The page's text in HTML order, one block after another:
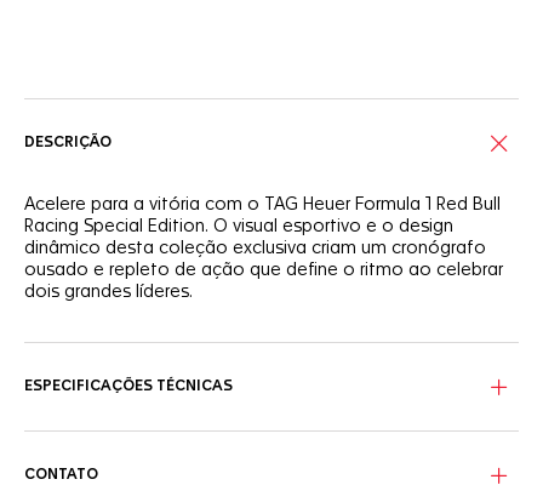
DESCRIÇÃO
Acelere para a vitória com o TAG Heuer Formula 1 Red Bull
Racing Special Edition. O visual esportivo e o design
dinâmico desta coleção exclusiva criam um cronógrafo
ousado e repleto de ação que define o ritmo ao celebrar
dois grandes líderes.
marcadores de horas, garante um estilo insuperável em
uma fivela com TAG Heuer gravado, este arrojado modelo
ESPECIFICAÇÕES TÉCNICAS
CONTATO